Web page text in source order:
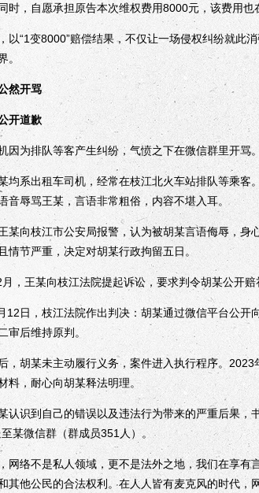
时，自愿承担原告本次维权费用8000元，该费用也
“1变8000”赔偿结果，不仅让一场侵权纠纷就此
。
开骂
道歉
排队等客产生纠纷，气愤之下在微信群里开骂
出租车司机，经常在枝江北火车站排队等乘客
音辱骂王某，言语非常粗俗，内容不堪入耳。
枝江市公安局报警，认为被胡某言语侮辱，身
情节严重，决定对胡某行政拘留五日。
王某向枝江法院提起诉讼，要求判令胡某公开赔
日，枝江法院作出判决：胡某通过微信平台公开
审后维持原判。
某未主动履行义务，案件进入执行程序。2023
料，耐心向胡某释法明理。
识到自己的错误以及违法行为带来的严重后果，
某微信群（群成员351人）。
不是私人领域，更不是法外之地，我们在享有
其他公民的合法权利。在人人皆有麦克风的时代